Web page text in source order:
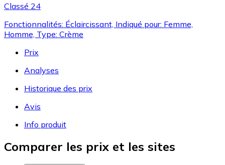
Classé 24
Fonctionnalités: Éclaircissant, Indiqué pour: Femme,
Homme, Type: Crème
Prix
Analyses
Historique des prix
Avis
Info produit
Comparer les prix et les sites